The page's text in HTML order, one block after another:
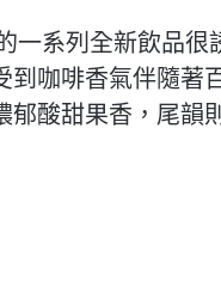
系列全新飲品很
到咖啡香氣伴隨著
郁酸甜果香，尾韻